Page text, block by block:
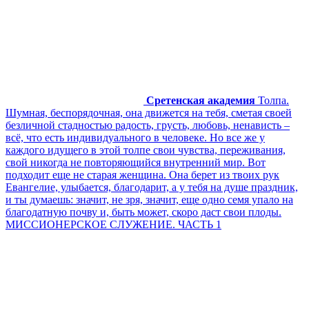
Сретенская академия Толпа.
Шумная, беспорядочная, она движется на тебя, сметая своей
безличной стадностью радость, грусть, любовь, ненависть –
всё, что есть индивидуального в человеке. Но все же у
каждого идущего в этой толпе свои чувства, переживания,
свой никогда не повторяющийся внутренний мир. Вот
подходит еще не старая женщина. Она берет из твоих рук
Евангелие, улыбается, благодарит, а у тебя на душе праздник,
и ты думаешь: значит, не зря, значит, еще одно семя упало на
благодатную почву и, быть может, скоро даст свои плоды.
МИССИОНЕРСКОЕ СЛУЖЕНИЕ. ЧАСТЬ 1